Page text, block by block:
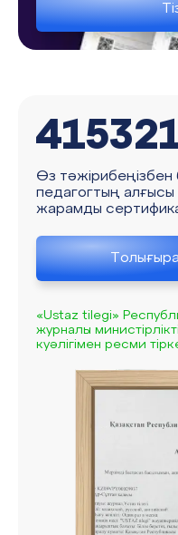
Өз тәжірибеңізбен
педагогтың
жарамды
«Ustaz tilegi»
журналы
куәлігімен ресми